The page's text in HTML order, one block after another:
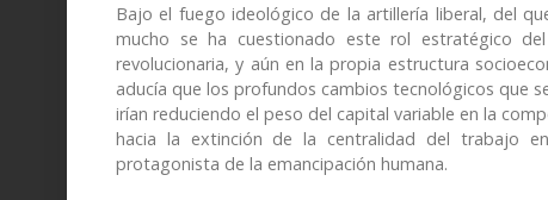
Bajo el fuego ideológico de la artillería liberal, del
mucho se ha cuestionado este rol estratégico
revolucionaria, y aún en la propia estructura
aducía que los profundos cambios tecnológicos que
irían reduciendo el peso del capital variable en la
hacia la extinción de la centralidad del trabajo
protagonista de la emancipación humana.